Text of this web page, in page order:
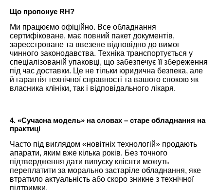
Що пропонує RH?
Ми працюємо офіційно. Все обладнання
сертифіковане, має повний пакет документів,
зареєстроване та ввезене відповідно до вимог
чинного законодавства. Техніка транспортується у
спеціалізованій упаковці, що забезпечує її збереження
під час доставки. Це не тільки юридична безпека, але
й гарантія технічної справності та вашого спокою як
власника клініки, так і відповідального лікаря.
4. «Сучасна модель» на словах – старе обладнання на
практиці
Часто під виглядом «новітніх технологій» продають
апарати, яким вже кілька років. Без точного
підтвердження дати випуску клієнти можуть
переплатити за морально застаріле обладнання, яке
втратило актуальність або скоро зникне з технічної
підтримки.